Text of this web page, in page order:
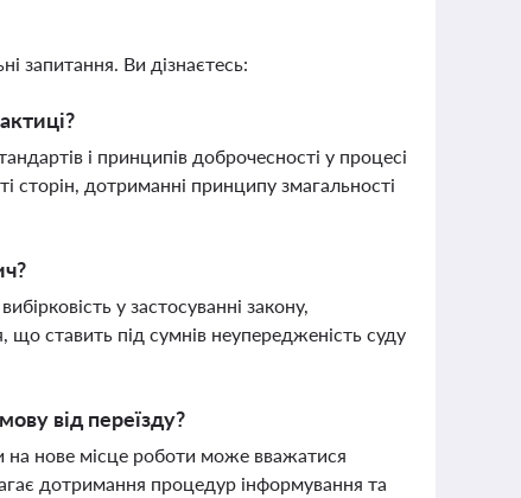
запитання. Ви дізнаєтесь:
і принципів доброчесності у процесі
сторін, дотриманні принципу змагальності
у застосуванні закону,
що ставить під сумнів неупередженість суду
від переїзду?
на нове місце роботи може вважатися
дотримання процедур інформування та